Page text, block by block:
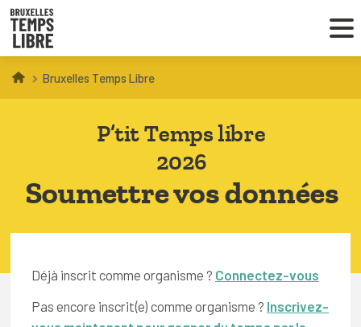
Infos parents
Droit au loisir
À BRUXELLES
Trouver une activité
Bruxelles Temps Libre
P’tit Temps libre
2026
Soumettre vos données
Déjà inscrit comme organisme ? Connectez-vous
Pas encore inscrit(e) comme organisme ? Inscrivez-